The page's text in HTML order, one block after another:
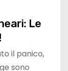
Le
il panico,
sono